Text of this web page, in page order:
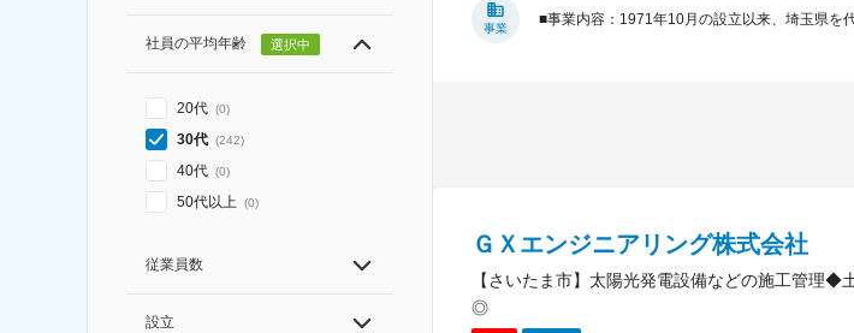
社員の平均年齢 選択中
20代 (0)
30代 (242)
40代 (0)
50代以上 (0)
従業員数
設立
事業
■事業内容：1971年10月の設立以来、埼玉県を
ＧＸエンジニアリング株式会社
【さいたま市】太陽光発電設備などの施工管理
◎